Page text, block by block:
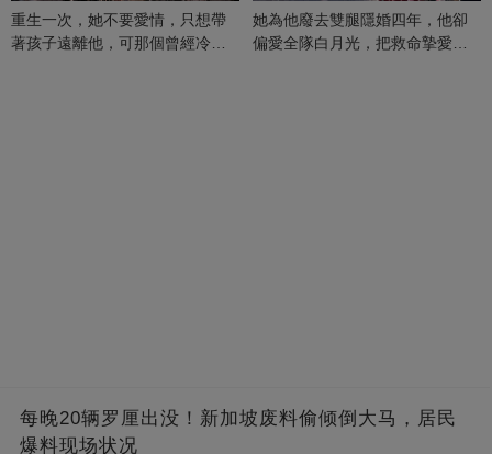
重生一次，她不要愛情，只想帶
著孩子遠離他，可那個曾經冷漠
她為他廢去雙腿隱婚四年，他卻
偏愛全隊白月光，把救命摯愛當
每晚20辆罗厘出没！新加坡废料偷倾倒大马，居民
爆料现场状况